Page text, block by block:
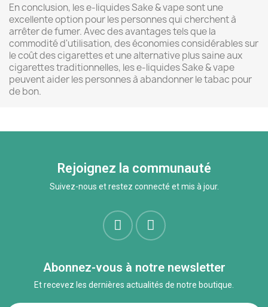
En conclusion, les e-liquides Sake & vape sont une
excellente option pour les personnes qui cherchent à
arrêter de fumer. Avec des avantages tels que la
commodité d'utilisation, des économies considérables sur
le coût des cigarettes et une alternative plus saine aux
cigarettes traditionnelles, les e-liquides Sake & vape
peuvent aider les personnes à abandonner le tabac pour
de bon.
Rejoignez la communauté
Suivez-nous et restez connecté et mis à jour.
Abonnez-vous à notre newsletter
Et recevez les dernières actualités de notre boutique.